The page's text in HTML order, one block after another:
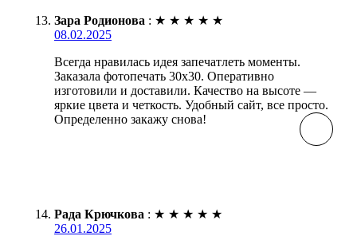
Зара Родионова : ★ ★ ★ ★ ★
08.02.2025
Всегда нравилась идея запечатлеть моменты.
Заказала фотопечать 30х30. Оперативно
изготовили и доставили. Качество на высоте —
яркие цвета и четкость. Удобный сайт, все просто.
Определенно закажу снова!
Рада Крючкова : ★ ★ ★ ★ ★
26.01.2025